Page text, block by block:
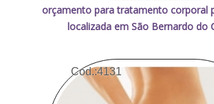
orçamento para tratamento corporal
localizada em São Bernardo do
Cod.:4131